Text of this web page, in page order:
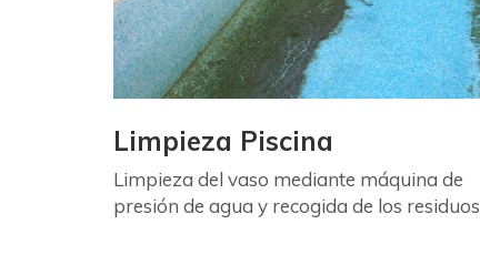
Limpieza Piscina
Limpieza del vaso mediante máquina de
presión de agua y recogida de los residuos